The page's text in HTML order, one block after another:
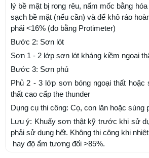
lý bề mặt bị rong rêu, nấm mốc bằng
sạch bề mặt (nếu cần) và để khô ráo
phải <16% (đo bằng Protimeter)
Bước 2: Sơn lót
Sơn 1 - 2 lớp sơn lót kháng kiềm ngoại
Bước 3: Sơn phủ
Phủ 2 - 3 lớp sơn bóng ngoại thất hoặc
thất cao cấp the thunder
Dụng cụ thi công: Cọ, con lăn hoặc súng
Lưu ý: Khuấy sơn thật kỹ trước khi sử
phải sử dụng hết. Không thi công khi
hay độ ẩm tương đối >85%.